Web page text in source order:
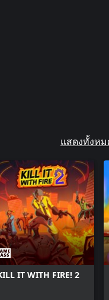
แสดงทั้งห
IT WITH FIRE! 2